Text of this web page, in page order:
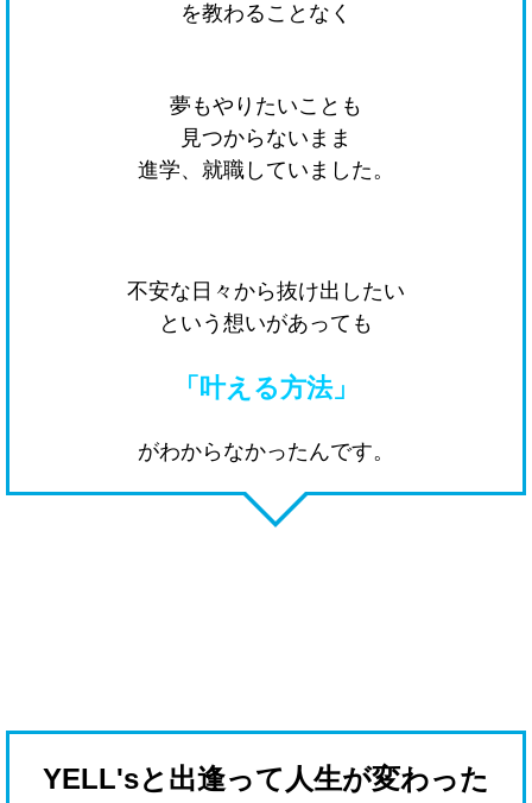
を教わることなく
夢もやりたいことも
見つからないまま
進学、就職していました。
不安な日々から抜け出したい
という想いがあっても
「叶える方法」
がわからなかったんです。
YELL'sと出逢って人生が変わった